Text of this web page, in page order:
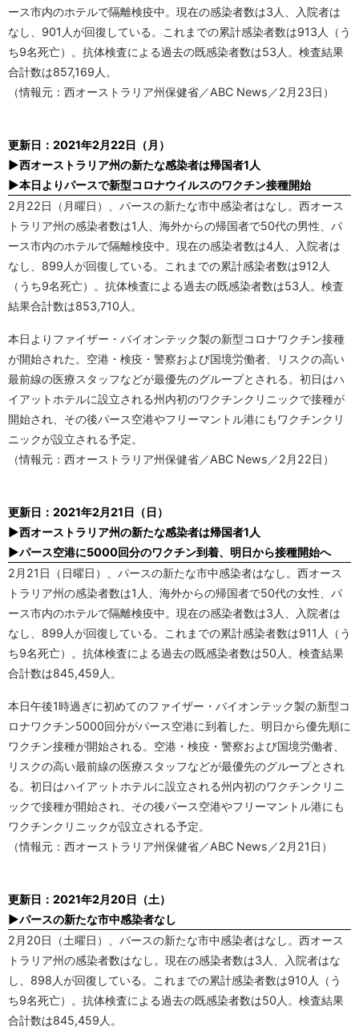
ース市内のホテルで隔離検疫中。現在の感染者数は3人、入院者は
なし、901人が回復している。これまでの累計感染者数は913人（う
ち9名死亡）。抗体検査による過去の既感染者数は53人。検査結果
合計数は857,169人。
（情報元：西オーストラリア州保健省／ABC News／2月23日）
更新日：2021年2月22日（月）
▶西オーストラリア州の新たな感染者は帰国者1人
▶本日よりパースで新型コロナウイルスのワクチン接種開始
2月22日（月曜日）、パースの新たな市中感染者はなし。西オース
トラリア州の感染者数は1人、海外からの帰国者で50代の男性、パ
ース市内のホテルで隔離検疫中。現在の感染者数は4人、入院者は
なし、899人が回復している。これまでの累計感染者数は912人
（うち9名死亡）。抗体検査による過去の既感染者数は53人。検査
結果合計数は853,710人。
本日よりファイザー・バイオンテック製の新型コロナワクチン接種
が開始された。空港・検疫・警察および国境労働者、リスクの高い
最前線の医療スタッフなどが最優先のグループとされる。初日はハ
イアットホテルに設立される州内初のワクチンクリニックで接種が
開始され、その後パース空港やフリーマントル港にもワクチンクリ
ニックが設立される予定。
（情報元：西オーストラリア州保健省／ABC News／2月22日）
更新日：2021年2月21日（日）
▶西オーストラリア州の新たな感染者は帰国者1人
▶パース空港に5000回分のワクチン到着、明日から接種開始へ
2月21日（日曜日）、パースの新たな市中感染者はなし。西オース
トラリア州の感染者数は1人、海外からの帰国者で50代の女性、パ
ース市内のホテルで隔離検疫中。現在の感染者数は3人、入院者は
なし、899人が回復している。これまでの累計感染者数は911人（う
ち9名死亡）。抗体検査による過去の既感染者数は50人。検査結果
合計数は845,459人。
本日午後1時過ぎに初めてのファイザー・バイオンテック製の新型コ
ロナワクチン5000回分がパース空港に到着した。明日から優先順に
ワクチン接種が開始される。空港・検疫・警察および国境労働者、
リスクの高い最前線の医療スタッフなどが最優先のグループとされ
る。初日はハイアットホテルに設立される州内初のワクチンクリニ
ックで接種が開始され、その後パース空港やフリーマントル港にも
ワクチンクリニックが設立される予定。
（情報元：西オーストラリア州保健省／ABC News／2月21日）
更新日：2021年2月20日（土）
▶パースの新たな市中感染者なし
2月20日（土曜日）、パースの新たな市中感染者はなし。西オース
トラリア州の感染者数はなし。現在の感染者数は3人、入院者はな
し、898人が回復している。これまでの累計感染者数は910人（う
ち9名死亡）。抗体検査による過去の既感染者数は50人。検査結果
合計数は845,459人。